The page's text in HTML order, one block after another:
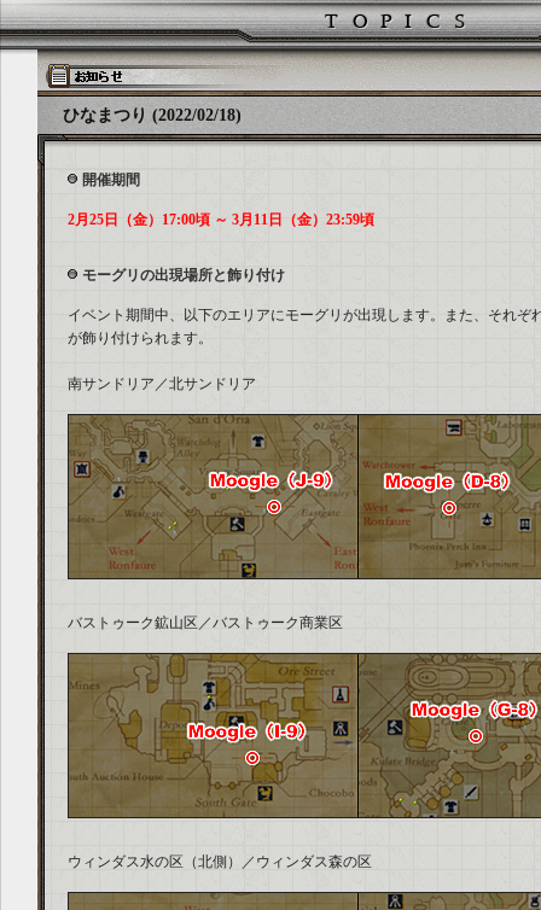
ひなまつり (2022/02/18)
開催期間
2月25日（金）17:00頃 ～ 3月11日（金）23:59頃
モーグリの出現場所と飾り付け
イベント期間中、以下のエリアにモーグリが出現します。また、それぞ
が飾り付けられます。
南サンドリア／北サンドリア
バストゥーク鉱山区／バストゥーク商業区
ウィンダス水の区（北側）／ウィンダス森の区